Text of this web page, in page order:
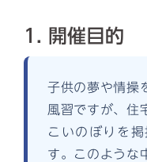
1. 開催目的
子供の夢や情操
風習ですが、住
こいのぼりを
す。このような